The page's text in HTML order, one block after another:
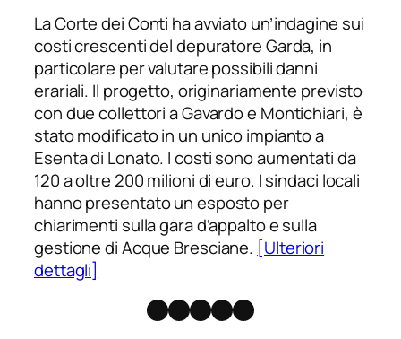
La Corte dei Conti ha avviato un’indagine sui
costi crescenti del depuratore Garda, in
particolare per valutare possibili danni
erariali. Il progetto, originariamente previsto
con due collettori a Gavardo e Montichiari, è
stato modificato in un unico impianto a
Esenta di Lonato. I costi sono aumentati da
120 a oltre 200 milioni di euro. I sindaci locali
hanno presentato un esposto per
chiarimenti sulla gara d’appalto e sulla
gestione di Acque Bresciane. [Ulteriori
dettagli]
Facebook
Instagram
X Threads
Telegram